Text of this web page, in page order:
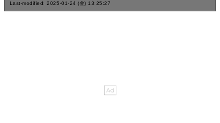
Last-modified: 2025-01-24 (金) 13:25:27